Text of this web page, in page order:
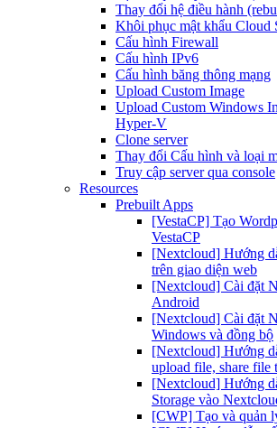
Thay đổi hệ điều hành
Khôi phục mật khẩu Cloud
Cấu hình Firewall
Cấu hình IPv6
Cấu hình băng thông mạng
Upload Custom Image
Upload Custom Windows
Hyper-V
Clone server
Thay đổi Cấu hình và loại
Truy cập server qua console
Resources
Prebuilt Apps
[VestaCP] Tạo
VestaCP
[Nextcloud] Hướng
trên giao diện web
[Nextcloud] Cài đặt
Android
[Nextcloud] Cài đặt
Windows và đồng bộ
[Nextcloud] Hướng
upload file, share file
[Nextcloud] Hướng
Storage vào
[CWP] Tạo và quản